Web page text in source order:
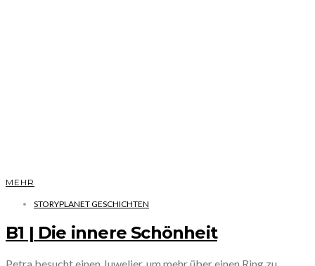
MEHR
STORYPLANET GESCHICHTEN
B1 | Die innere Schönheit